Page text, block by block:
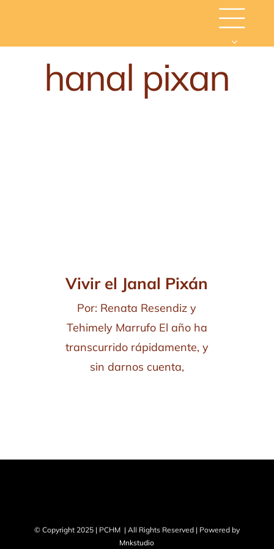
content
hanal pixan
Vivir el Janal Pixán
Por: Renata Resendiz y
Tehimely Marrufo El año ha
transcurrido rápidamente, y
sin darnos cuenta,
© Copyright 2025 | PCHM | All Rights Reserved | Powered by
Mnkstudio